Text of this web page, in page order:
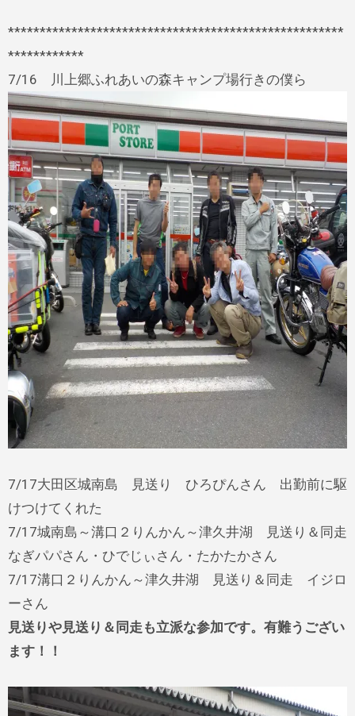
*****************************************************
************
7/16 川上郷ふれあいの森キャンプ場行きの僕ら
7/17大田区城南島 見送り ひろぴんさん 出勤前に駆
けつけてくれた
7/17城南島～溝口２りんかん～津久井湖 見送り＆同走
なぎパパさん・ひでじぃさん・たかたかさん
7/17溝口２りんかん～津久井湖 見送り＆同走 イジロ
ーさん
見送りや見送り＆同走も立派な参加です。有難うござい
ます！！